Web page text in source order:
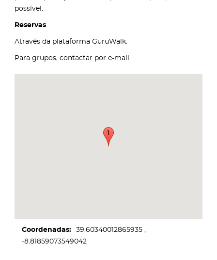
possível.
Reservas
Através da plataforma GuruWalk.
Para grupos, contactar por e-mail.
Coordenadas
39.60340012865935
-8.81859073549042